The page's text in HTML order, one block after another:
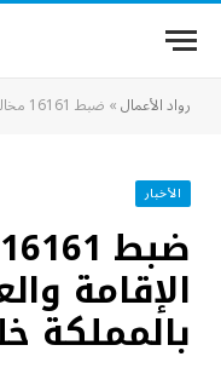
رواد الأعمال» ضبط 16161 مخالف لأنظمة الإقامة والعمل وأمن الحدود بالمملكة خلال أسبوع
الأخبار
الإقامة
بالمملكة